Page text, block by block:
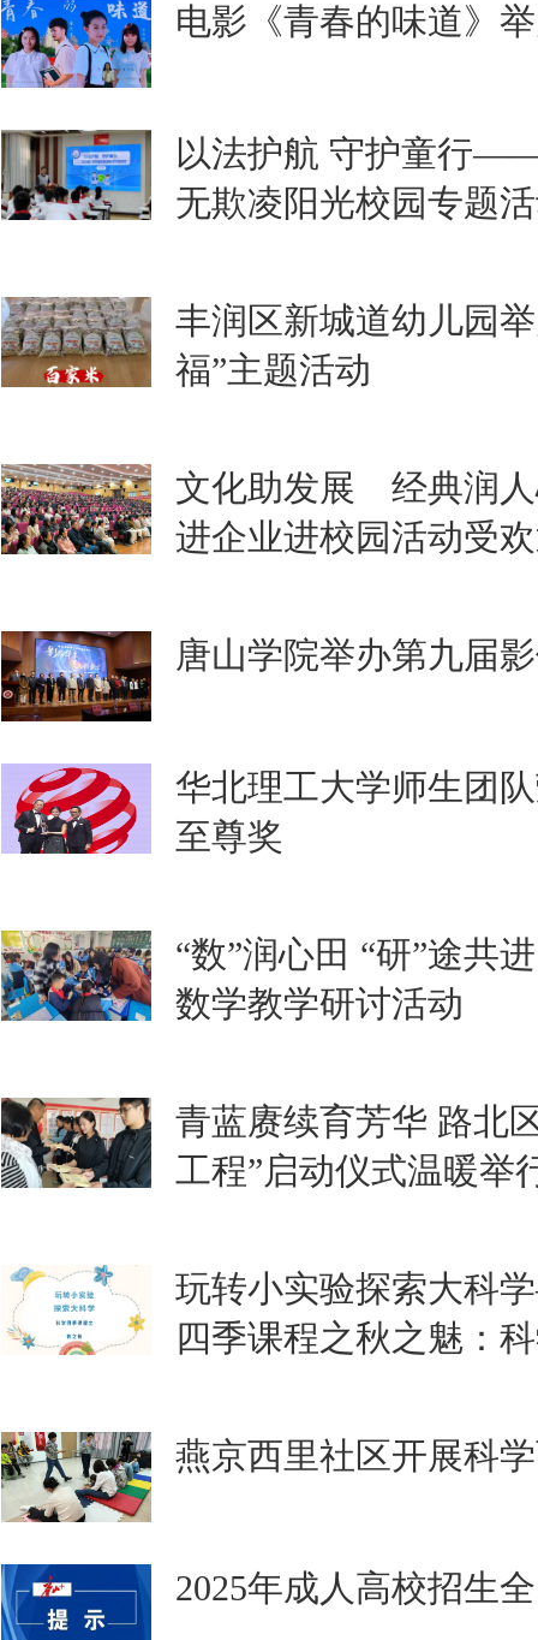
电影‌《青春的味道》
以法护航 守护童行
无欺凌阳光校园专题
丰润区新城道幼儿园
福”主题活动
文化助发展 经典润
进企业进校园活动受
唐山学院举办第九届
华北理工大学师生团
至尊奖
“数”润心田 “研”途共
数学教学研讨活动
青蓝赓续育芳华 路北
工程”启动仪式温暖举
玩转小实验探索大科
四季课程之秋之魅：
燕京西里社区开展科
2025年成人高校招生